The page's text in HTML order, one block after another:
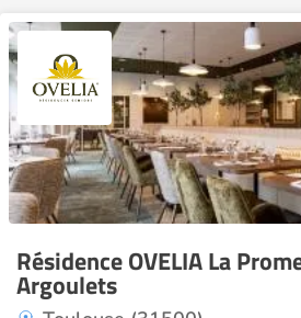
Résidence OVELIA La
Argoulets